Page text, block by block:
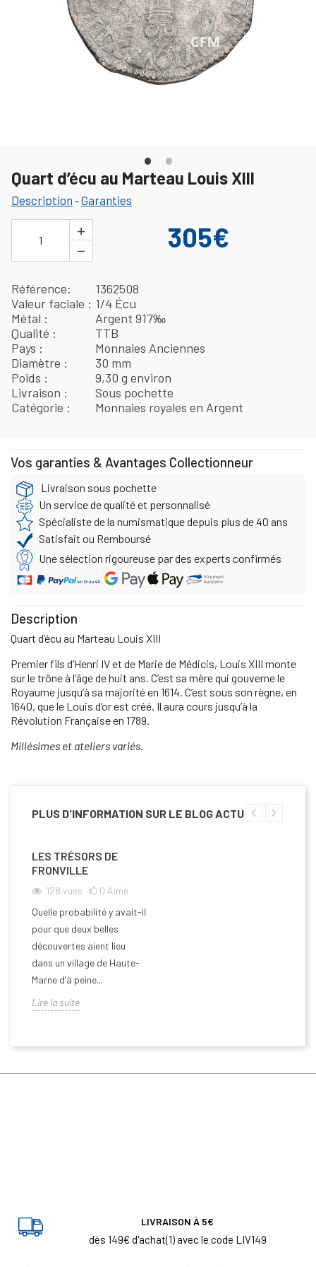
Quart d’écu au Marteau Louis XIII
Description -Garanties
1
+
−
305€
Référence
1362508
Valeur faciale
1/4 Écu
Métal
Argent 917‰
Qualité
TTB
Pays
Monnaies Anciennes
Diamètre
30 mm
Poids
9,30 g environ
Livraison
Sous pochette
Catégorie
Monnaies royales en Argent
Vos garanties & Avantages Collectionneur
Livraison sous pochette
Un service de qualité et personnalisé
Spécialiste de la numismatique depuis plus de 40 ans
Satisfait ou Remboursé
Une sélection rigoureuse par des experts confirmés
Description
Quart d’écu au Marteau Louis XIII
Premier fils d’Henri IV et de Marie de Médicis, Louis XIII monte
sur le trône à l’âge de huit ans. C’est sa mère qui gouverne le
Royaume jusqu’à sa majorité en 1614. C’est sous son règne, en
1640, que le Louis d’or est créé. Il aura cours jusqu’à la
Révolution Française en 1789.
Millésimes et ateliers variés.
PLUS D'INFORMATION SUR LE BLOG ACTU
LES TRÉSORS DE
FRONVILLE
128 vues 0 Aimé
Quelle probabilité y avait-il
pour que deux belles
découvertes aient lieu
dans un village de Haute-
Marne d’à peine...
Lire la suite
LIVRAISON À 5€
dès 149€ d'achat(1) avec le code LIV149